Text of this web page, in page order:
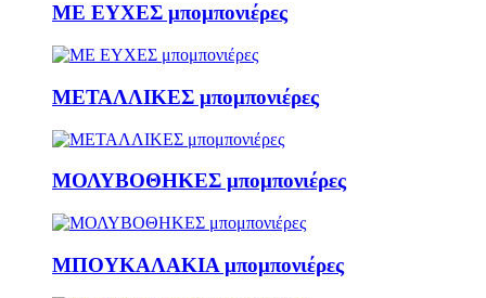
ΜΕ ΕΥΧΕΣ μπομπονιέρες
ΜΕΤΑΛΛΙΚΕΣ μπομπονιέρες
ΜΟΛΥΒΟΘΗΚΕΣ μπομπονιέρες
ΜΠΟΥΚΑΛΑΚΙΑ μπομπονιέρες